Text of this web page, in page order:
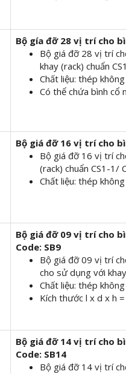
Bộ gía đỡ 28 vị trí cho
Bộ giá đỡ 28 vị trí
khay (rack) chuẩn
Chất liệu: thép
Có thể chứa bình cổ
Bộ giá đỡ 16 vị trí cho
Bộ giá đỡ 16 vị trí
(rack) chuẩn CS1-1/
Chất liệu: thép
Bộ giá đỡ 09 vị trí cho
Code: SB9
Bộ giá đỡ 09 vị trí
cho sử dụng với
Chất liệu: thép
Kích thước l x d x h
Bộ giá đỡ 14 vị trí cho
Code: SB14
Bộ giá đỡ 14 vị trí